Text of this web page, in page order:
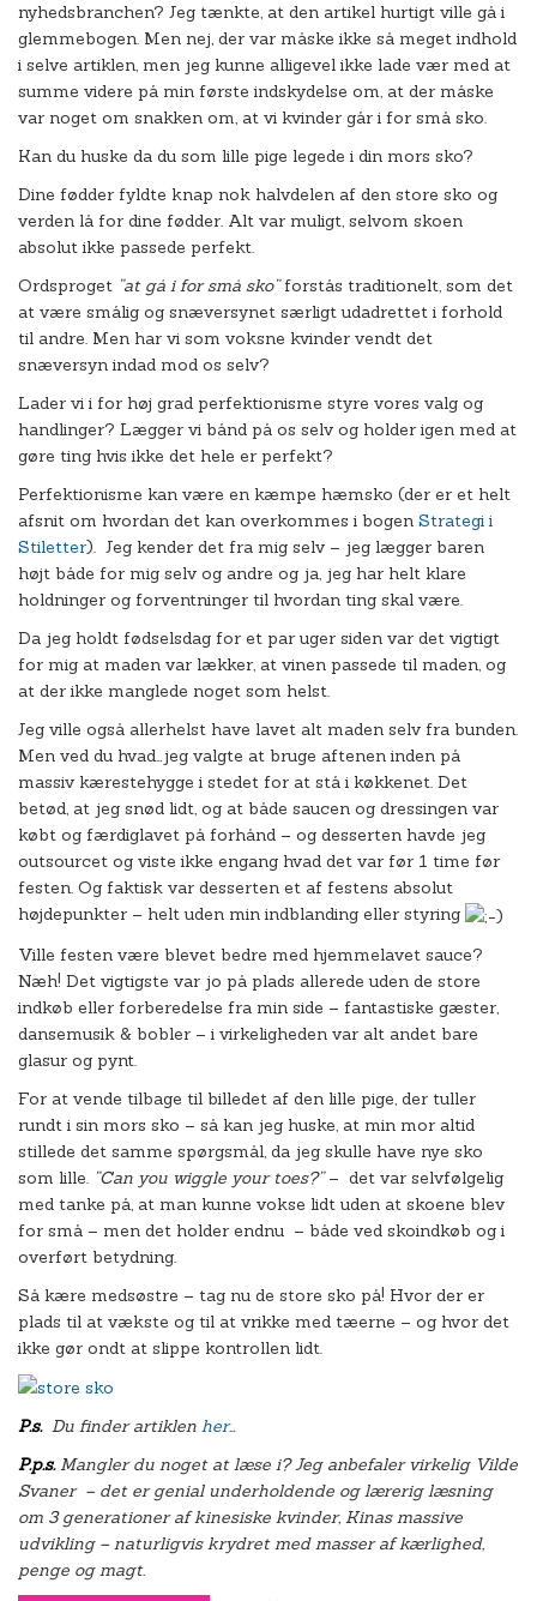
nyhedsbranchen? Jeg tænkte, at den artikel hurtigt ville gå i
glemmebogen. Men nej, der var måske ikke så meget indhold
i selve artiklen, men jeg kunne alligevel ikke lade vær med at
summe videre på min første indskydelse om, at der måske
var noget om snakken om, at vi kvinder går i for små sko.
Kan du huske da du som lille pige legede i din mors sko?
Dine fødder fyldte knap nok halvdelen af den store sko og
verden lå for dine fødder. Alt var muligt, selvom skoen
absolut ikke passede perfekt.
Ordsproget ”at gå i for små sko”forstås traditionelt, som det
at være smålig og snæversynet særligt udadrettet i forhold
til andre. Men har vi som voksne kvinder vendt det
snæversyn indad mod os selv?
Lader vi i for høj grad perfektionisme styre vores valg og
handlinger? Lægger vi bånd på os selv og holder igen med at
gøre ting hvis ikke det hele er perfekt?
Perfektionisme kan være en kæmpe hæmsko (der er et helt
afsnit om hvordan det kan overkommes i bogen Strategi i
Stiletter). Jeg kender det fra mig selv – jeg lægger baren
højt både for mig selv og andre og ja, jeg har helt klare
holdninger og forventninger til hvordan ting skal være.
Da jeg holdt fødselsdag for et par uger siden var det vigtigt
for mig at maden var lækker, at vinen passede til maden, og
at der ikke manglede noget som helst.
Jeg ville også allerhelst have lavet alt maden selv fra bunden.
Men ved du hvad…jeg valgte at bruge aftenen inden på
massiv kærestehygge i stedet for at stå i køkkenet. Det
betød, at jeg snød lidt, og at både saucen og dressingen var
købt og færdiglavet på forhånd – og desserten havde jeg
outsourcet og viste ikke engang hvad det var før 1 time før
festen. Og faktisk var desserten et af festens absolut
højdepunkter – helt uden min indblanding eller styring
Ville festen være blevet bedre med hjemmelavet sauce?
Næh! Det vigtigste var jo på plads allerede uden de store
indkøb eller forberedelse fra min side – fantastiske gæster,
dansemusik & bobler – i virkeligheden var alt andet bare
glasur og pynt.
For at vende tilbage til billedet af den lille pige, der tuller
rundt i sin mors sko – så kan jeg huske, at min mor altid
stillede det samme spørgsmål, da jeg skulle have nye sko
som lille. ”Can you wiggle your toes?”– det var selvfølgelig
med tanke på, at man kunne vokse lidt uden at skoene blev
for små – men det holder endnu – både ved skoindkøb og i
overført betydning.
Så kære medsøstre – tag nu de store sko på! Hvor der er
plads til at vækste og til at vrikke med tæerne – og hvor det
ikke gør ondt at slippe kontrollen lidt.
P.s. Du finder artiklen her…
P.p.s. Mangler du noget at læse i? Jeg anbefaler virkelig Vilde
Svaner – det er genial underholdende og lærerig læsning
om 3 generationer af kinesiske kvinder, Kinas massive
udvikling – naturligvis krydret med masser af kærlighed,
penge og magt.